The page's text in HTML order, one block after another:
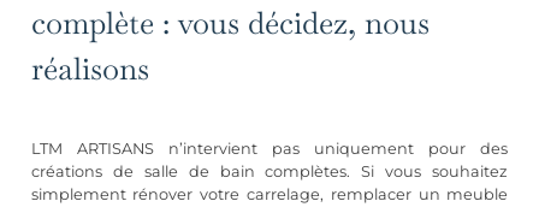
complète : vous décidez, nous
réalisons
LTM ARTISANS n’intervient pas uniquement pour des
créations de salle de bain complètes. Si vous souhaitez
simplement rénover votre carrelage, remplacer un meuble